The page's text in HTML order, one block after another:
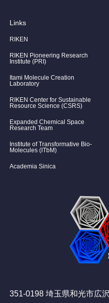
Links
RIKEN
RIKEN Pioneering Research
Institute (PRI)
Itami Molecule Creation
Laboratory
RIKEN Center for Sustainable
Resource Science (CSRS)
Expanded Chemical Space
Research Team
Institute of Transformative Bio-
Molecules (ITbM)
Academia Sinica
351-0198 埼玉県和光市広